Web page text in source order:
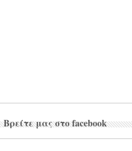
Βρείτε μας στο facebook